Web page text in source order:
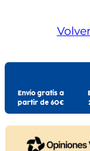
Envío gratis a
partir de 60€